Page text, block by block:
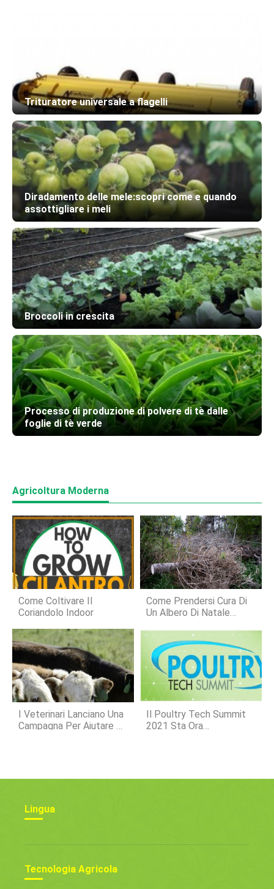
Trituratore universale a flagelli
Diradamento delle mele:scopri come e quando
assottigliare i meli
Broccoli in crescita
Processo di produzione di polvere di tè dalle
foglie di tè verde
Agricoltura Moderna
Come Coltivare Il
Coriandolo Indoor
Come Prendersi Cura Di
Un Albero Di Natale
I Veterinari Lanciano Una
Campagna Per Aiutare A
Il Poultry Tech Summit
2021 Sta Ora
Lingua
Tecnologia Agricola